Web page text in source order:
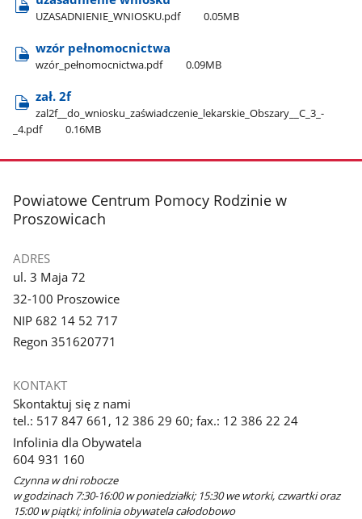
UZASADNIENIE​_WNIOSKU.pdf 0.05MB
wzór pełnomocnictwa
wzór​_pełnomocnictwa.pdf 0.09MB
zał. 2f
zal2f​_​_do​_wniosku​_zaświadczenie​_lekarskie​_Obszary​_​_C​_3​_-​
_4.pdf
0.16MB
stopka
Powiatowe Centrum Pomocy Rodzinie w
Proszowicach
ADRES
ul. 3 Maja 72
32-100 Proszowice
NIP 682 14 52 717
Regon 351620771
KONTAKT
Skontaktuj się z nami
tel.: 517 847 661, 12 386 29 60; fax.: 12 386 22 24
Infolinia dla Obywatela
604 931 160
Czynna w dni robocze
w godzinach 7:30-16:00 w poniedziałki; 15:30 we wtorki, czwartki oraz
15:00 w piątki; infolinia obywatela całodobowo